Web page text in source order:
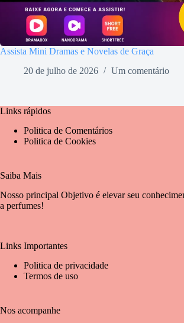
Assista Mini Dramas e Novelas de Graça
20 de julho de 2026
Um comentário
Links rápidos
Politica de Comentários
Politica de Cookies
Saiba Mais
Nosso principal Objetivo é elevar seu
a perfumes!
Links Importantes
Politica de privacidade
Termos de uso
Nos acompanhe